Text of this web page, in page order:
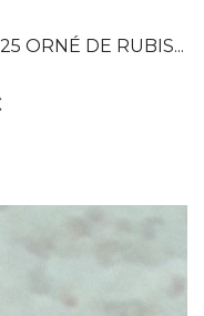
ORNÉ DE RUBIS...